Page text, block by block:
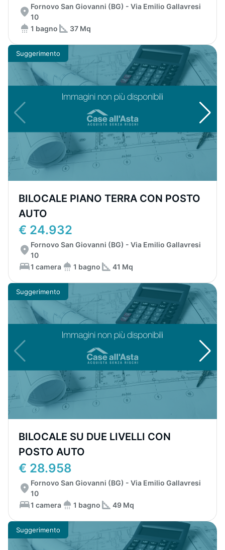
Fornovo San Giovanni (BG) - Via Emilio Gallavresi
10
1 bagno
37 Mq
Suggerimento
BILOCALE PIANO TERRA CON POSTO
AUTO
€ 24.932
Fornovo San Giovanni (BG) - Via Emilio Gallavresi
10
1 camera
1 bagno 41 Mq
Suggerimento
BILOCALE SU DUE LIVELLI CON
POSTO AUTO
€ 28.958
Fornovo San Giovanni (BG) - Via Emilio Gallavresi
10
1 camera
1 bagno 49 Mq
Suggerimento